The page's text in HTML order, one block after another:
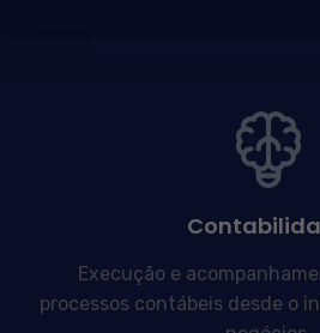
Execução e
processos contábeis desde o